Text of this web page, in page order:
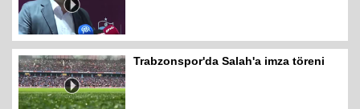
Trabzonspor'da Salah'a imza töreni